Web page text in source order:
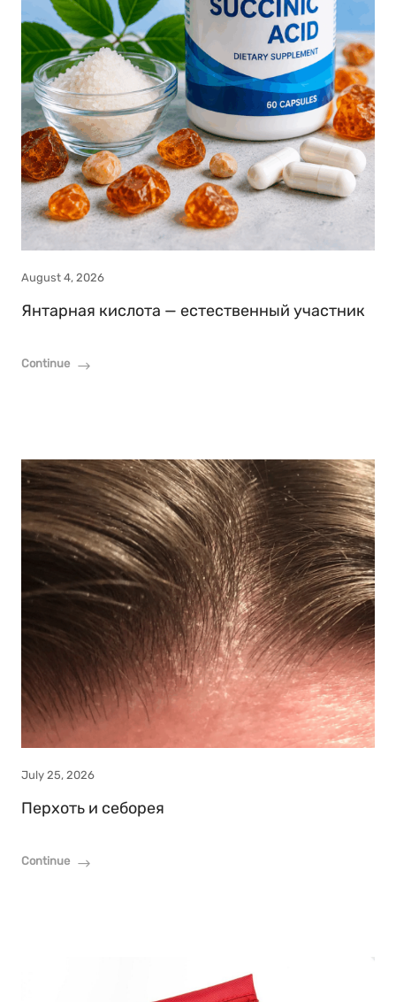
August 4, 2026
Янтарная кислота — естественный участник
Continue
July 25, 2026
Перхоть и себорея
Continue